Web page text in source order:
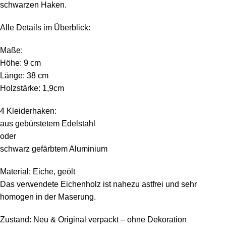
schwarzen Haken.
Alle Details im Überblick:
Maße:
Höhe: 9 cm
Länge: 38 cm
Holzstärke: 1,9cm
4 Kleiderhaken:
aus gebürstetem Edelstahl
oder
schwarz gefärbtem Aluminium
Material: Eiche, geölt
Das verwendete Eichenholz ist nahezu astfrei und sehr
homogen in der Maserung.
Zustand: Neu & Original verpackt – ohne Dekoration